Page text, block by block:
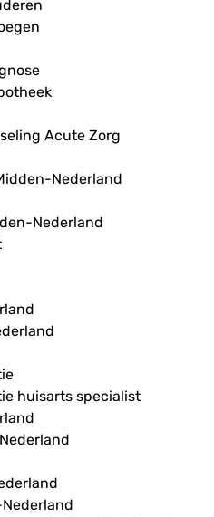
Acute Zorg
Nederland
Nederland
huisarts specialist